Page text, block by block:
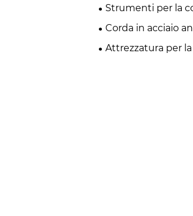
Strumenti per la
Corda in acciaio
Attrezzatura per